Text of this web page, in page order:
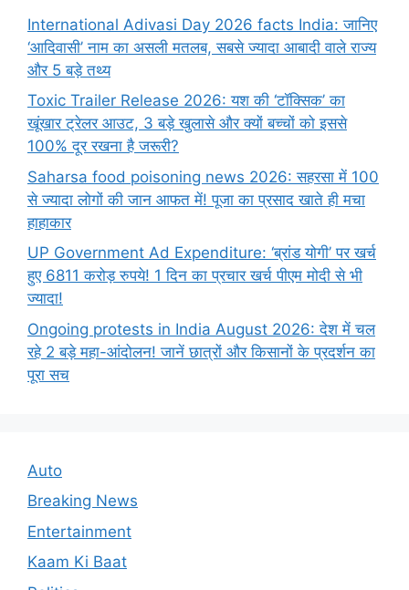
International Adivasi Day 2026 facts India: जानिए
‘आदिवासी’ नाम का असली मतलब, सबसे ज्यादा आबादी वाले राज्य
और 5 बड़े तथ्य
Toxic Trailer Release 2026: यश की ‘टॉक्सिक’ का
खूंखार ट्रेलर आउट, 3 बड़े खुलासे और क्यों बच्चों को इससे
100% दूर रखना है जरूरी?
Saharsa food poisoning news 2026: सहरसा में 100
से ज्यादा लोगों की जान आफत में! पूजा का प्रसाद खाते ही मचा
हाहाकार
UP Government Ad Expenditure: ‘ब्रांड योगी’ पर खर्च
हुए 6811 करोड़ रुपये! 1 दिन का प्रचार खर्च पीएम मोदी से भी
ज्यादा!
Ongoing protests in India August 2026: देश में चल
रहे 2 बड़े महा-आंदोलन! जानें छात्रों और किसानों के प्रदर्शन का
पूरा सच
Auto
Breaking News
Entertainment
Kaam Ki Baat